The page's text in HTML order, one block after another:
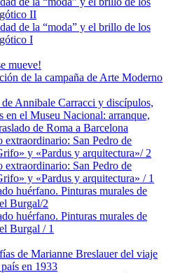
II
de la “moda” y el brillo de los
I
mueve!
de la campaña de Arte Moderno
Annibale Carracci y discípulos,
en el Museu Nacional: arranque,
de Roma a Barcelona
extraordinario: San Pedro de
y «Pardus y arquitectura»/ 2
extraordinario: San Pedro de
y «Pardus y arquitectura» / 1
huérfano. Pinturas murales de
Burgal/2
huérfano. Pinturas murales de
Burgal / 1
de Marianne Breslauer del viaje
en 1933